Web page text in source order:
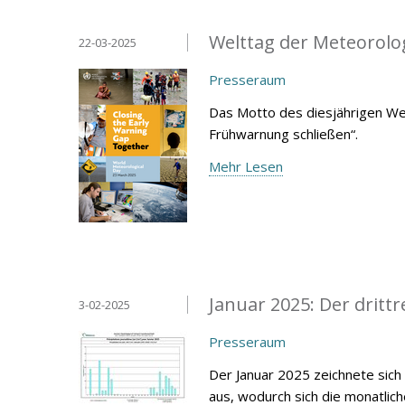
Welttag der
22-03-2025
Presseraum
Das Motto des diesjährigen
Frühwarnung schließen“.
Mehr Lesen
Januar 2025: Der
3-02-2025
Presseraum
Der Januar 2025 zeichnete
aus, wodurch sich die